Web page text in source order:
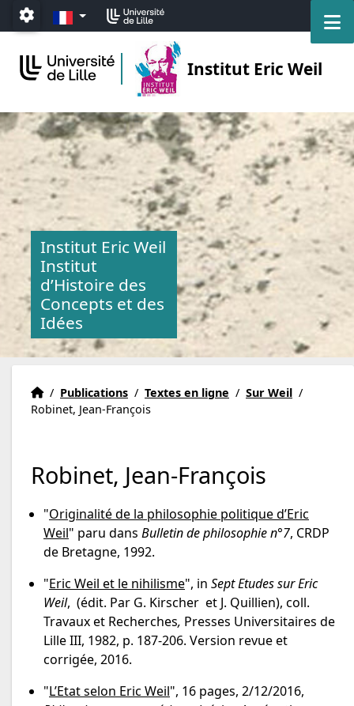
Accéder au menu principal
Accéder au contenu
Paramétrage
FR
Institut Eric Weil
Institut Eric Weil
Institut
d’Histoire des
Concepts et des
Idées
Institut Eric Weil
Accueil
/ Publications / Textes en ligne / Sur Weil /
Robinet, Jean-François
Robinet, Jean-François
"Originalité de la philosophie politique d’Eric
Weil" paru dans Bulletin de philosophie n°7, CRDP
de Bretagne, 1992.
"Eric Weil et le nihilisme", in Sept Etudes sur Eric
Weil, (édit. Par G. Kirscher et J. Quillien), coll.
Travaux et Recherches, Presses Universitaires de
Lille III, 1982, p. 187-206. Version revue et
corrigée, 2016.
"L’Etat selon Eric Weil", 16 pages, 2/12/2016,